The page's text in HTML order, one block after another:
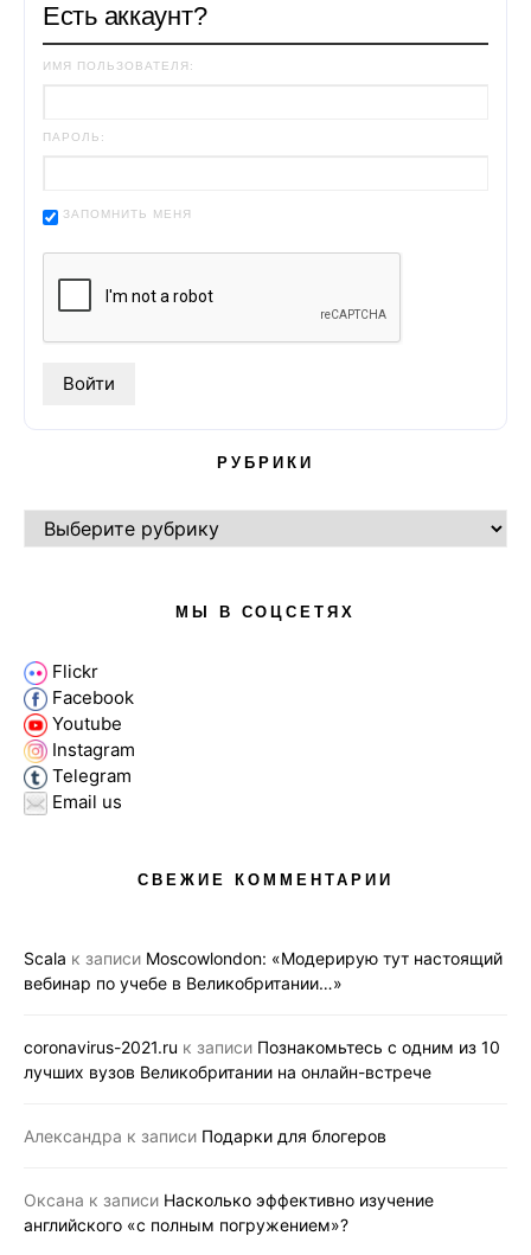
Есть аккаунт?
ИМЯ ПОЛЬЗОВАТЕЛЯ:
ПАРОЛЬ:
ЗАПОМНИТЬ МЕНЯ
РУБРИКИ
МЫ В СОЦСЕТЯХ
Flickr
Facebook
Youtube
Instagram
Telegram
Email us
СВЕЖИЕ КОММЕНТАРИИ
Scala к записи Moscowlondon: «Модерирую тут настоящий
вебинар по учебе в Великобритании…»
coronavirus-2021.ru к записи Познакомьтесь с одним из 10
лучших вузов Великобритании на онлайн-встрече
Александра к записи Подарки для блогеров
Оксана к записи Насколько эффективно изучение
английского «с полным погружением»?